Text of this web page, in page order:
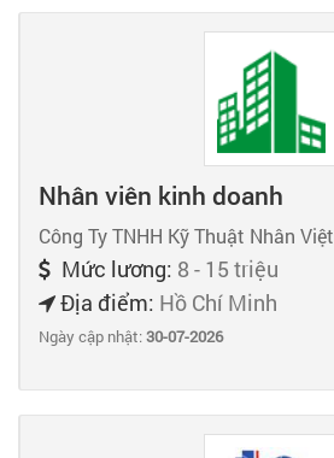
Nhân viên kinh doanh
Công Ty TNHH Kỹ Thuật Nhân Việt
Mức lương: 8 - 15 triệu
Địa điểm: Hồ Chí Minh
Ngày cập nhật:30-07-2026